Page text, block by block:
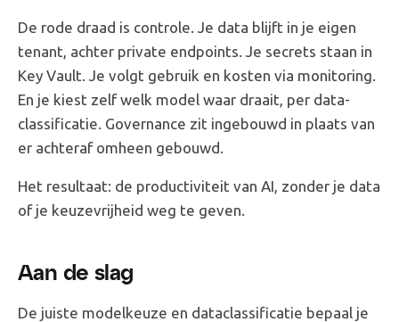
De rode draad is controle. Je data blijft in je eigen
tenant, achter private endpoints. Je secrets staan in
Key Vault. Je volgt gebruik en kosten via monitoring.
En je kiest zelf welk model waar draait, per data-
classificatie. Governance zit ingebouwd in plaats van
er achteraf omheen gebouwd.
Het resultaat: de productiviteit van AI, zonder je data
of je keuzevrijheid weg te geven.
Aan de slag
De juiste modelkeuze en dataclassificatie bepaal je